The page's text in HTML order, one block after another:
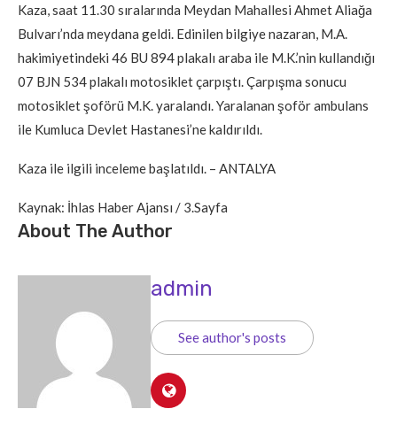
Kaza, saat 11.30 sıralarında Meydan Mahallesi Ahmet Aliağa
Bulvarı’nda meydana geldi. Edinilen bilgiye nazaran, M.A.
hakimiyetindeki 46 BU 894 plakalı araba ile M.K.’nin kullandığı
07 BJN 534 plakalı motosiklet çarpıştı. Çarpışma sonucu
motosiklet şoförü M.K. yaralandı. Yaralanan şoför ambulans
ile Kumluca Devlet Hastanesi’ne kaldırıldı.
Kaza ile ilgili inceleme başlatıldı. – ANTALYA
Kaynak: İhlas Haber Ajansı / 3.Sayfa
About The Author
admin
See author's posts